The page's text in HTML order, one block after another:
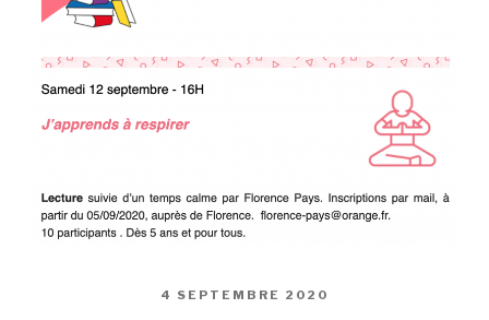
PUBLIÉ
4 SEPTEMBRE 2020